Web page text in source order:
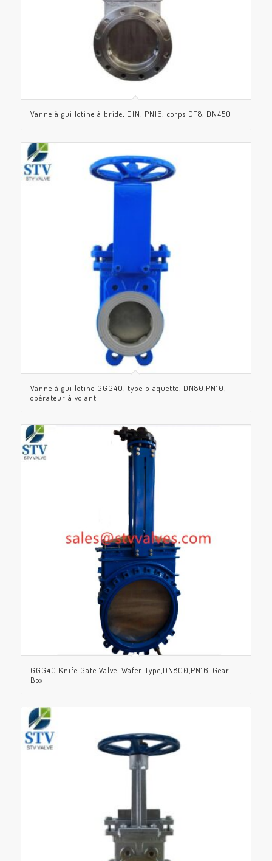
Vanne à guillotine à bride, DIN, PN16, corps CF8, DN450
Vanne à guillotine GGG40, type plaquette, DN80,PN10,
opérateur à volant
GGG40 Knife Gate Valve, Wafer Type,DN800,PN16, Gear
Box